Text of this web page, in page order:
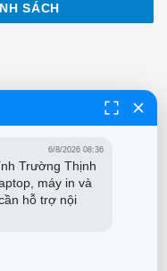
SÁCH
6/8/2026 08:36
Trường Thịnh
máy in và
hỗ trợ nội